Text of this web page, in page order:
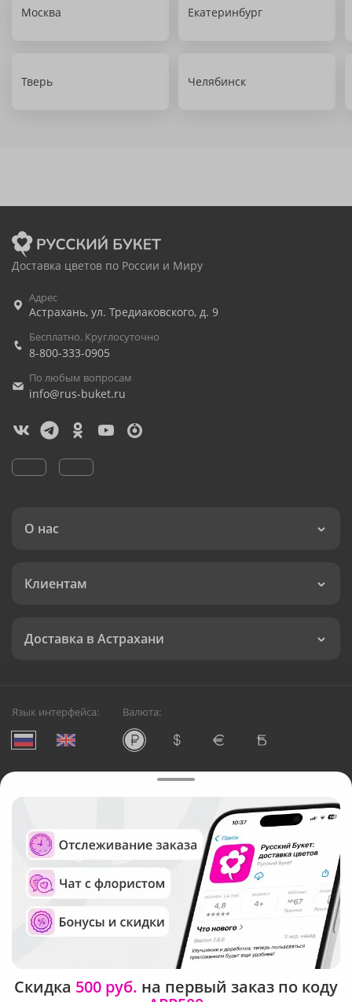
Москва Екатеринбург
Тверь Челябинск
Доставка цветов по России и Миру
Адрес
Астрахань, ул. Тредиаковского, д. 9
Бесплатно. Круглосуточно
8-800-333-0905
По любым вопросам
info@rus-buket.ru
О нас
Клиентам
Доставка в Астрахани
Язык интерфейса: Валюта:
Служба круглосуточной доставки цветов в Астрахани
Русский Букет, 2026
Общество с ограниченной ответственностью «Технология»
ОГРН: 1195476081745, ИНН: 5410081997
Юридический адрес: г. Новосибирск, ул. Ипподромская,
д.42, оф. 3
Рейтинг Русского букета в г. Астрахань
Скидка 500 руб. на первый заказ по коду